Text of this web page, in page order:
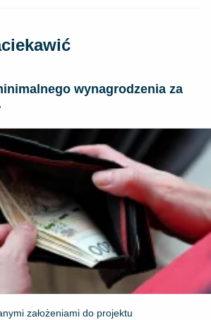
wynagrodzenia za
założeniami do projektu